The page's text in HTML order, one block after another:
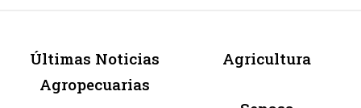
Últimas Noticias
Agropecuarias
Agricultura